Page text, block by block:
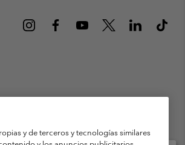
Terminos de Venta
Garantía
y de terceros y tecnologías similares